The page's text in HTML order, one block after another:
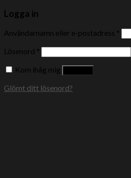
Logga in
Användarnamn eller e-postadress *
Lösenord *
Kom ihåg mig
Glömt ditt lösenord?